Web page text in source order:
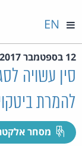
EN
12 בספטמבר 2017
סין עשויה
להמרת
מסחר